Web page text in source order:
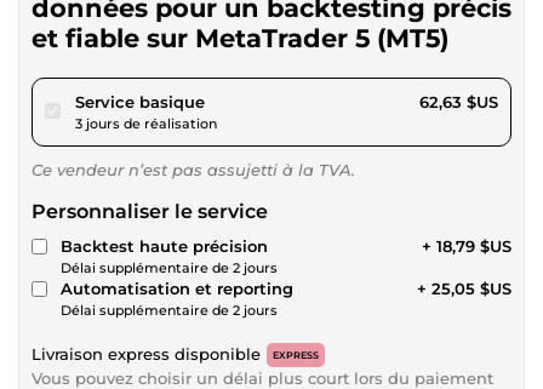
données pour un backtesting précis
et fiable sur MetaTrader 5 (MT5)
Service basiquepour 57,72 $US
3 jours de réalisation
62,63 $US
Ce vendeur n’est pas assujetti à la TVA.
Personnaliser le service
Backtest haute précision
Délai supplémentaire de 2 jours
+ 18,79 $US
Automatisation et reporting
Délai supplémentaire de 2 jours
+ 25,05 $US
Livraison express disponible EXPRESS
Vous pouvez choisir un délai plus court lors du paiement